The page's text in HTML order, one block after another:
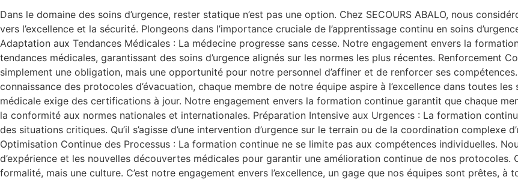
Dans le domaine des soins d’urgence, rester statique n’est pas une option. Chez SECOURS ABALO, nous
vers l’excellence et la sécurité. Plongeons dans l’importance cruciale de l’apprentissage continu en soins
Adaptation aux Tendances Médicales : La médecine progresse sans cesse. Notre engagement envers la
tendances médicales, garantissant des soins d’urgence alignés sur les normes les plus récentes. Renforcement
simplement une obligation, mais une opportunité pour notre personnel d’affiner et de renforcer ses
connaissance des protocoles d’évacuation, chaque membre de notre équipe aspire à l’excellence dans toutes
médicale exige des certifications à jour. Notre engagement envers la formation continue garantit que chaque
la conformité aux normes nationales et internationales. Préparation Intensive aux Urgences : La formation
des situations critiques. Qu’il s’agisse d’une intervention d’urgence sur le terrain ou de la coordination
Optimisation Continue des Processus : La formation continue ne se limite pas aux compétences individuelles.
d’expérience et les nouvelles découvertes médicales pour garantir une amélioration continue de nos protocoles.
formalité, mais une culture. C’est notre engagement envers l’excellence, un gage que nos équipes sont prêtes,